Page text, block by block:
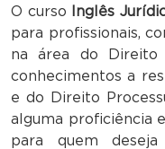
O curso Inglês
para profissionais,
na área do Direito
conhecimentos a
e do Direito
alguma proficiência
para quem deseja